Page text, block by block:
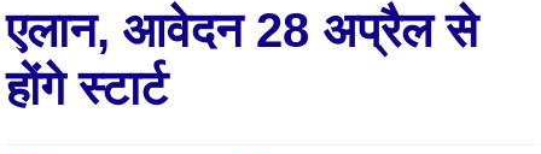
एलान, आवेदन 28 अप्रैल से
होंगे स्टार्ट